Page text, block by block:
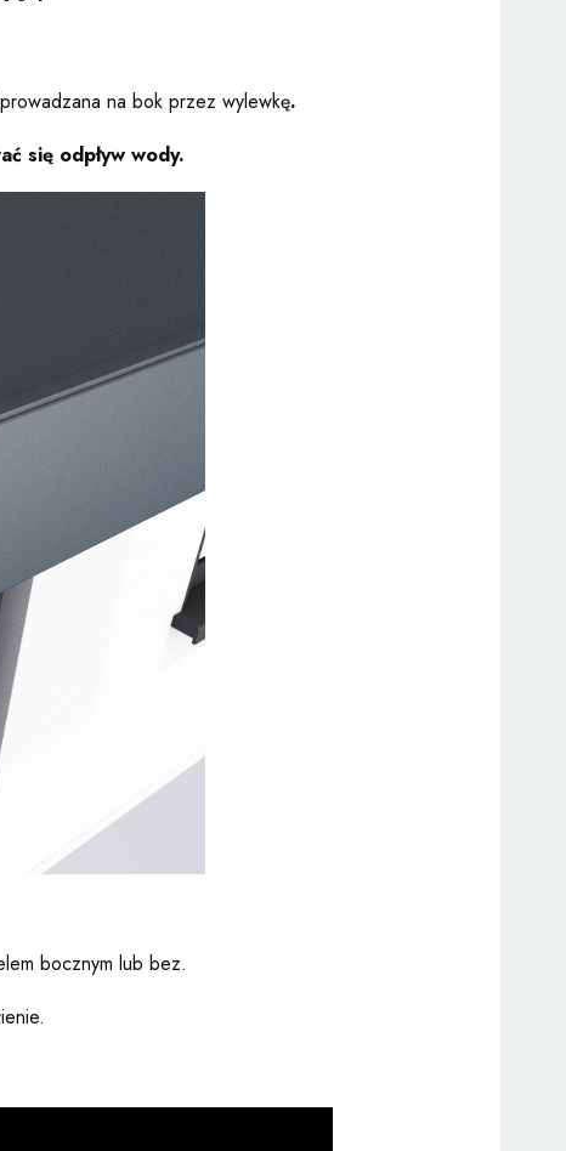
na bok przez wylewkę.
się odpływ wody.
bocznym lub bez.